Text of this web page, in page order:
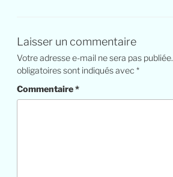
Laisser un commentaire
Votre adresse e-mail ne sera pas publiée.
obligatoires sont indiqués avec*
Commentaire*